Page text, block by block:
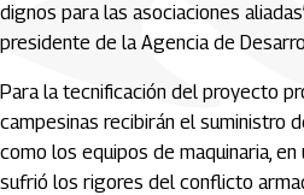
dignos para las asociaciones
presidente de la Agencia de
Para la tecnificación del proyecto
campesinas recibirán el suministro
como los equipos de maquinaria,
sufrió los rigores del conflicto